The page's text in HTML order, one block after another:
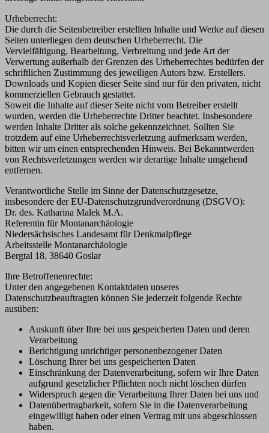
Urheberrecht:
Die durch die Seitenbetreiber erstellten Inhalte und Werke auf diesen
Seiten unterliegen dem deutschen Urheberrecht. Die
Vervielfältigung, Bearbeitung, Verbreitung und jede Art der
Verwertung außerhalb der Grenzen des Urheberrechtes bedürfen der
schriftlichen Zustimmung des jeweiligen Autors bzw. Erstellers.
Downloads und Kopien dieser Seite sind nur für den privaten, nicht
kommerziellen Gebrauch gestattet.
Soweit die Inhalte auf dieser Seite nicht vom Betreiber erstellt
wurden, werden die Urheberrechte Dritter beachtet. Insbesondere
werden Inhalte Dritter als solche gekennzeichnet. Sollten Sie
trotzdem auf eine Urheberrechtsverletzung aufmerksam werden,
bitten wir um einen entsprechenden Hinweis. Bei Bekanntwerden
von Rechtsverletzungen werden wir derartige Inhalte umgehend
entfernen.
Verantwortliche Stelle im Sinne der Datenschutzgesetze,
insbesondere der EU-Datenschutzgrundverordnung (DSGVO):
Dr. des. Katharina Malek M.A.
Referentin für Montanarchäologie
Niedersächsisches Landesamt für Denkmalpflege
Arbeitsstelle Montanarchäologie
Bergtal 18, 38640 Goslar
Ihre Betroffenenrechte:
Unter den angegebenen Kontaktdaten unseres
Datenschutzbeauftragten können Sie jederzeit folgende Rechte
ausüben:
Auskunft über Ihre bei uns gespeicherten Daten und deren
Verarbeitung
Berichtigung unrichtiger personenbezogener Daten
Löschung Ihrer bei uns gespeicherten Daten
Einschränkung der Datenverarbeitung, sofern wir Ihre Daten
aufgrund gesetzlicher Pflichten noch nicht löschen dürfen
Widerspruch gegen die Verarbeitung Ihrer Daten bei uns und
Datenübertragbarkeit, sofern Sie in die Datenverarbeitung
eingewilligt haben oder einen Vertrag mit uns abgeschlossen
haben.